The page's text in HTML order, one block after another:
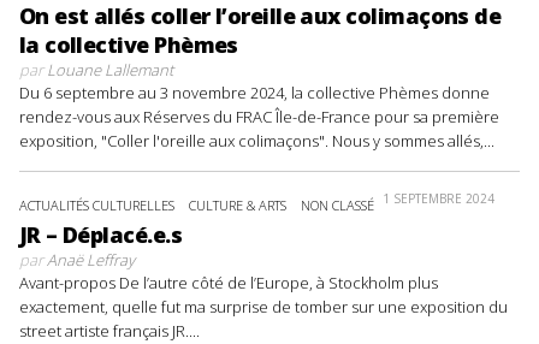
On est allés coller l’oreille aux colimaçons de
la collective Phèmes
parLouane Lallemant
Du 6 septembre au 3 novembre 2024, la collective Phèmes donne
rendez-vous aux Réserves du FRAC Île-de-France pour sa première
exposition, "Coller l'oreille aux colimaçons". Nous y sommes allés,...
ACTUALITÉS CULTURELLES CULTURE & ARTS NON CLASSÉ 1 SEPTEMBRE 2024
JR – Déplacé.e.s
parAnaë Leffray
Avant-propos De l’autre côté de l’Europe, à Stockholm plus
exactement, quelle fut ma surprise de tomber sur une exposition du
street artiste français JR....